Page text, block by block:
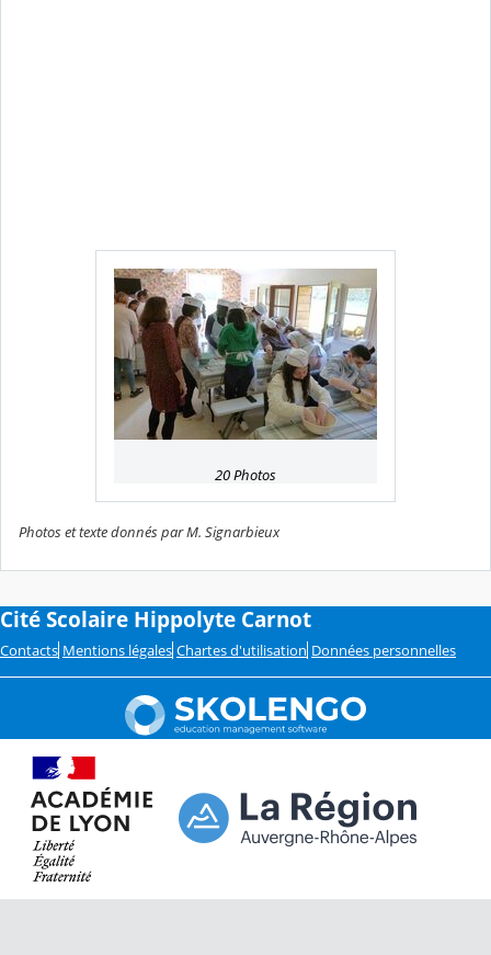
20 Photos
Photos et texte donnés par M. Signarbieux
Cité Scolaire Hippolyte Carnot
Contacts Mentions légales Chartes d'utilisation Données personnelles